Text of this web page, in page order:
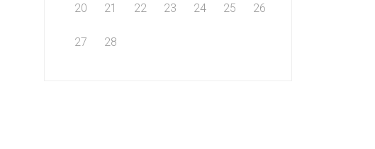
20 21 22 23 24 25 26
27 28